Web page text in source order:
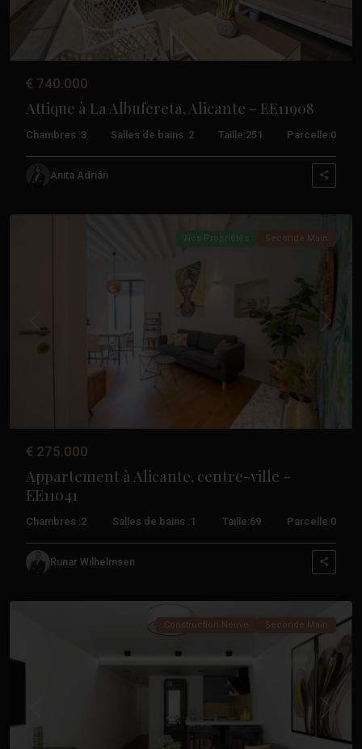
€ 740.000
Attique à La Albufereta, Alicante – EE11908
Chambres :3 Salles de bains :2 Taille:251 Parcelle:0
Anita Adrián
Précédent Suivant
Nos Propriétés Seconde Main
€ 275.000
Appartement à Alicante, centre-ville –
EE11041
Chambres :2 Salles de bains : 1 Taille:69 Parcelle:0
Runar Wilhelmsen
Daya
Nueva,
Suivant
Construction Neuve Seconde Main